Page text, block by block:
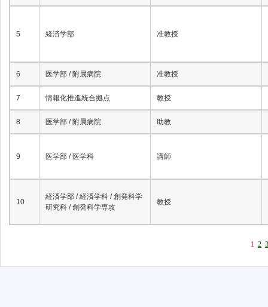
5 経済学部 准教授
6 医学部 / 附属病院 准教授
7 情報化推進統合拠点 教授
8 医学部 / 附属病院 助教
9 医学部 / 医学科 講師
10
経済学部 / 経済学科 / 創発科学
研究科 / 創発科学専攻
教授
1 2 3